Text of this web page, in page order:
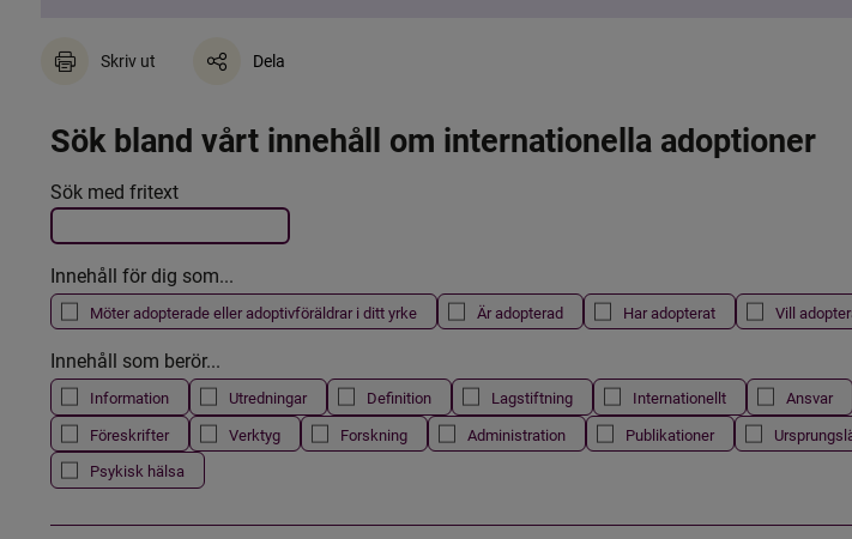
Skriv ut Dela
Sök bland vårt innehåll om internationella adoptioner
Filtrera resultatet
Det här formuläret postas automatiskt
Sök med fritext
Innehåll för dig som...
Möter adopterade eller adoptivföräldrar i ditt yrke Är adopterad Har adopterat Vill
Innehåll som berör...
Information Utredningar Definition Lagstiftning Internationellt Ansvar
Föreskrifter
Verktyg Forskning Administration Publikationer
Psykisk hälsa